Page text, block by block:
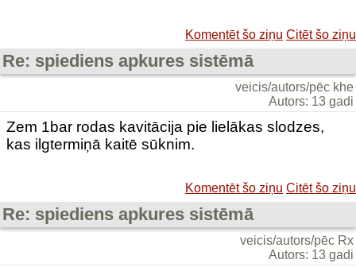
Komentēt šo ziņu Citēt šo ziņu
Re: spiediens apkures sistēmā
veicis/autors/pēc khe
Autors: 13 gadi
Zem 1bar rodas kavitācija pie lielākas slodzes,
kas ilgtermiņā kaitē sūknim.
Komentēt šo ziņu Citēt šo ziņu
Re: spiediens apkures sistēmā
veicis/autors/pēc Rx
Autors: 13 gadi